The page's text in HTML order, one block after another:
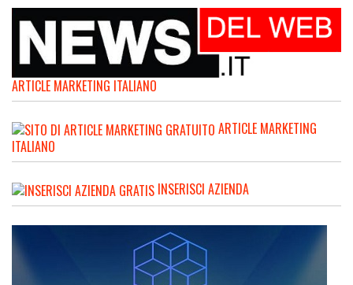
ARTICLE MARKETING ITALIANO
ARTICLE MARKETING
ITALIANO
INSERISCI AZIENDA